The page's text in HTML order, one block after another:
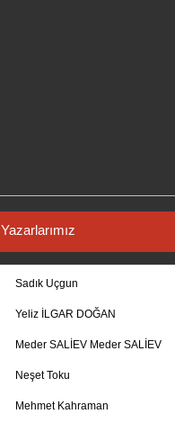
Yazarlarımız
Sadık Uçgun
Yeliz İLGAR DOĞAN
Meder SALİEV Meder SALİEV
Neşet Toku
Mehmet Kahraman